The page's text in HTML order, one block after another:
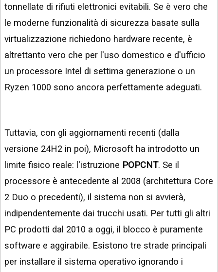
IPHONE
ANDROID
AI
APPS
WINDOWS
STRUMENTI
LINKEDIN
tonnellate di rifiuti elettronici evitabili. Se è vero che
le moderne funzionalità di sicurezza basate sulla
virtualizzazione richiedono hardware recente, è
altrettanto vero che per l'uso domestico e d'ufficio
un processore Intel di settima generazione o un
Ryzen 1000 sono ancora perfettamente adeguati.
Tuttavia, con gli aggiornamenti recenti (dalla
versione 24H2 in poi), Microsoft ha introdotto un
limite fisico reale: l'istruzione POPCNT. Se il
processore è antecedente al 2008 (architettura Core
2 Duo o precedenti), il sistema non si avvierà,
indipendentemente dai trucchi usati. Per tutti gli altri
PC prodotti dal 2010 a oggi, il blocco è puramente
software e aggirabile. Esistono tre strade principali
per installare il sistema operativo ignorando i